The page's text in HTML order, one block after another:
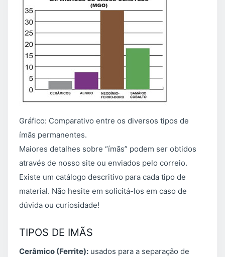
Gráfico: Comparativo entre os diversos tipos de
ímãs permanentes.
Maiores detalhes sobre “ímãs” podem ser obtidos
através de nosso site ou enviados pelo correio.
Existe um catálogo descritivo para cada tipo de
material. Não hesite em solicitá-los em caso de
dúvida ou curiosidade!
TIPOS DE IMÃS
Cerâmico (Ferrite): usados para a separação de